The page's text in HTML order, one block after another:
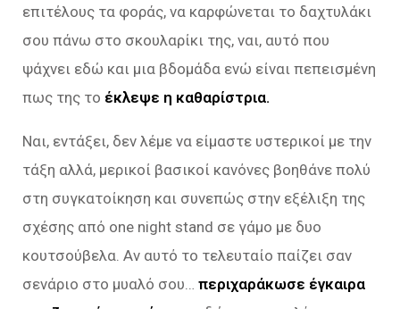
επιτέλους τα φοράς, να καρφώνεται το δαχτυλάκι
σου πάνω στο σκουλαρίκι της, ναι, αυτό που
ψάχνει εδώ και μια βδομάδα ενώ είναι πεπεισμένη
πως της το έκλεψε η καθαρίστρια.
Ναι, εντάξει, δεν λέμε να είμαστε υστερικοί με την
τάξη αλλά, μερικοί βασικοί κανόνες βοηθάνε πολύ
στη συγκατοίκηση και συνεπώς στην εξέλιξη της
σχέσης από one night stand σε γάμο με δυο
κουτσούβελα. Αν αυτό το τελευταίο παίζει σαν
σενάριο στο μυαλό σου… περιχαράκωσε έγκαιρα